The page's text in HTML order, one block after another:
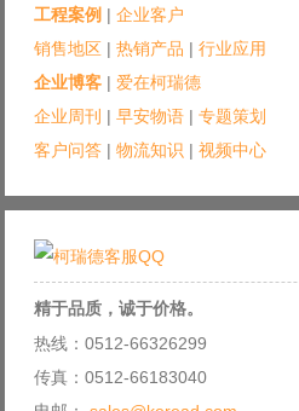
工程案例 | 企业客户
销售地区 | 热销产品 | 行业应用
企业博客 | 爱在柯瑞德
企业周刊 | 早安物语 | 专题策划
客户问答 | 物流知识 | 视频中心
精于品质，诚于价格。
热线：0512-66326299
传真：0512-66183040